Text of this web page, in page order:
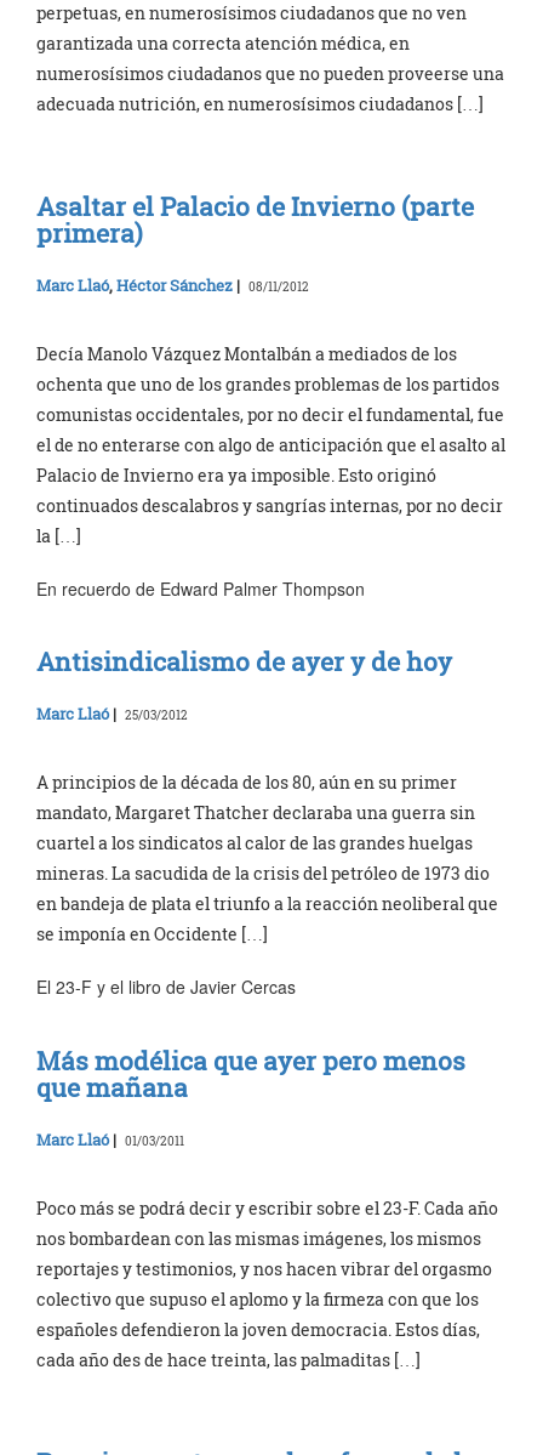
perpetuas, en numerosísimos ciudadanos que no ven
garantizada una correcta atención médica, en
numerosísimos ciudadanos que no pueden proveerse una
adecuada nutrición, en numerosísimos ciudadanos […]
Asaltar el Palacio de Invierno (parte
primera)
Marc Llaó,Héctor Sánchez | 08/11/2012
Decía Manolo Vázquez Montalbán a mediados de los
ochenta que uno de los grandes problemas de los partidos
comunistas occidentales, por no decir el fundamental, fue
el de no enterarse con algo de anticipación que el asalto al
Palacio de Invierno era ya imposible. Esto originó
continuados descalabros y sangrías internas, por no decir
la […]
En recuerdo de Edward Palmer Thompson
Antisindicalismo de ayer y de hoy
Marc Llaó| 25/03/2012
A principios de la década de los 80, aún en su primer
mandato, Margaret Thatcher declaraba una guerra sin
cuartel a los sindicatos al calor de las grandes huelgas
mineras. La sacudida de la crisis del petróleo de 1973 dio
en bandeja de plata el triunfo a la reacción neoliberal que
se imponía en Occidente […]
El 23-F y el libro de Javier Cercas
Más modélica que ayer pero menos
que mañana
Marc Llaó| 01/03/2011
Poco más se podrá decir y escribir sobre el 23-F. Cada año
nos bombardean con las mismas imágenes, los mismos
reportajes y testimonios, y nos hacen vibrar del orgasmo
colectivo que supuso el aplomo y la firmeza con que los
españoles defendieron la joven democracia. Estos días,
cada año des de hace treinta, las palmaditas […]